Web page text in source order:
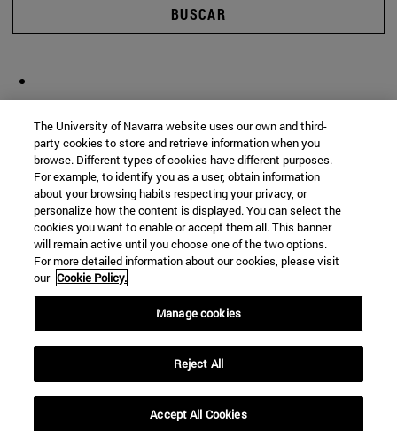
BUSCAR
The University of Navarra website uses our own and third-
party cookies to store and retrieve information when you
browse. Different types of cookies have different purposes.
For example, to identify you as a user, obtain information
about your browsing habits respecting your privacy, or
personalize how the content is displayed. You can select the
cookies you want to enable or accept them all. This banner
will remain active until you choose one of the two options.
For more detailed information about our cookies, please visit
our Cookie Policy.
Manage cookies
Reject All
Accept All Cookies